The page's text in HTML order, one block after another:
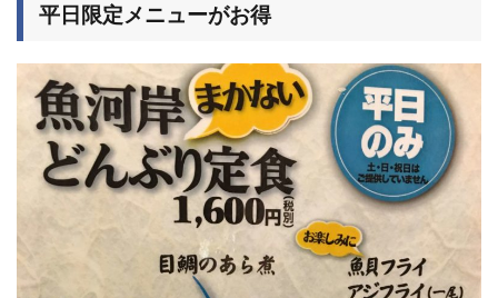
平日限定メニューがお得